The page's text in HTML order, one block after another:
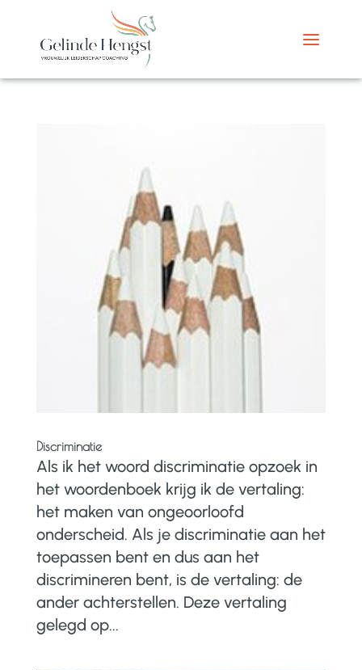
Discriminatie
Als ik het woord discriminatie opzoek in
het woordenboek krijg ik de vertaling:
het maken van ongeoorloofd
onderscheid. Als je discriminatie aan het
toepassen bent en dus aan het
discrimineren bent, is de vertaling: de
ander achterstellen. Deze vertaling
gelegd op...